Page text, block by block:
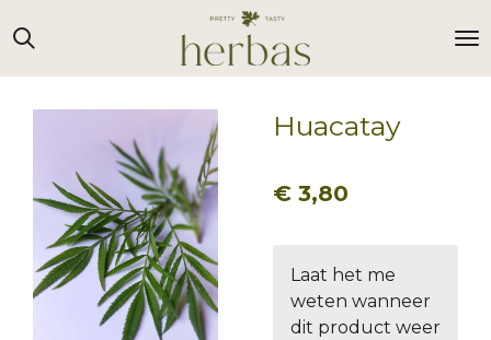
direct
naar
Huacatay
€ 3,80
Laat het me
weten wanneer
dit product weer